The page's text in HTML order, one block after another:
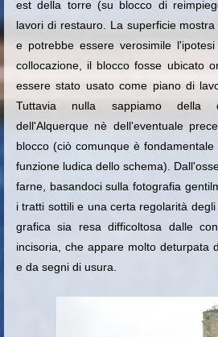
est della torre (su blocco di
lavori di restauro. La superficie
e potrebbe essere verosimile
collocazione, il blocco fosse ubicato
essere stato usato come piano di
Tuttavia nulla sappiamo della
dell'Alquerque nè dell'eventuale
blocco (ciò comunque è
funzione ludica dello schema).
farne, basandoci sulla fotografia
i tratti sottili e una certa regolarità
grafica sia resa difficoltosa dalle
incisoria, che appare molto deturpata
e da segni di usura.